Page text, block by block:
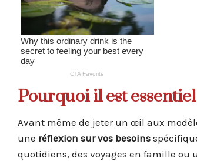
Pourquoi il est
Avant même de jeter un œil aux
une réflexion sur vos besoins
quotidiens, des voyages en famille ou